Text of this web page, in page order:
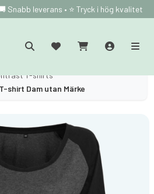
Snabb leverans • ⭐ Tryck i hög kvalitet
T-shirts
shirt Dam utan Märke